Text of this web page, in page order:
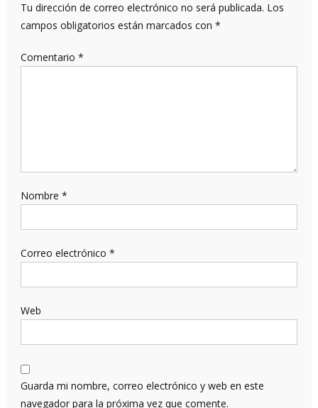
Tu dirección de correo electrónico no será publicada. Los
campos obligatorios están marcados con *
Comentario *
Nombre *
Correo electrónico *
Web
Guarda mi nombre, correo electrónico y web en este
navegador para la próxima vez que comente.